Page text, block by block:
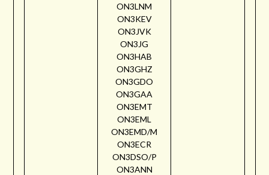
ON3LNM
ON3KEV
ON3JVK
ON3JG
ON3HAB
ON3GHZ
ON3GDO
ON3GAA
ON3EMT
ON3EML
ON3EMD/M
ON3ECR
ON3DSO/P
ON3ANN